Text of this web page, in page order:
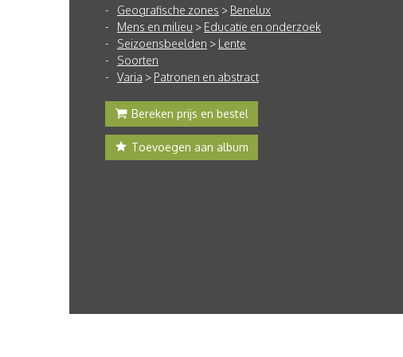
Geografische zones > Benelux
Mens en milieu > Educatie en onderzoek
Seizoensbeelden > Lente
Soorten
Varia > Patronen en abstract
Bereken prijs en bestel
Toevoegen aan album